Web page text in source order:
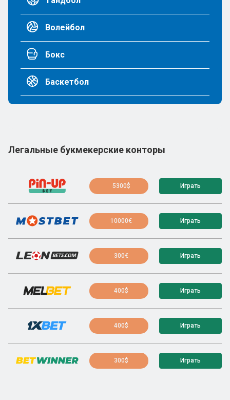
Волейбол
Бокс
Баскетбол
Легальные букмекерские конторы
5300$ Играть
10000€ Играть
300€ Играть
400$ Играть
400$ Играть
300$ Играть